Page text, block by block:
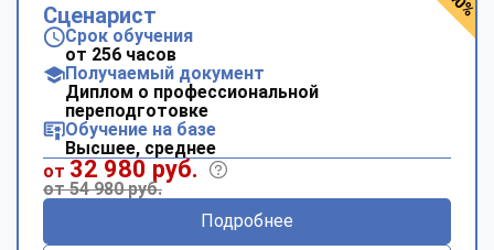
Сценарист
Срок обучения
от 256 часов
Получаемый документ
Диплом о профессиональной
переподготовке
Обучение на базе
Высшее, среднее
от 32 980 руб.
от 54 980 руб.
Подробнее